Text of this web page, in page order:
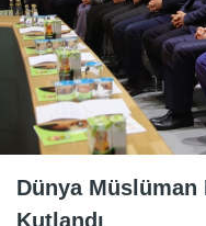
Dünya Müslüman
Kutlandı